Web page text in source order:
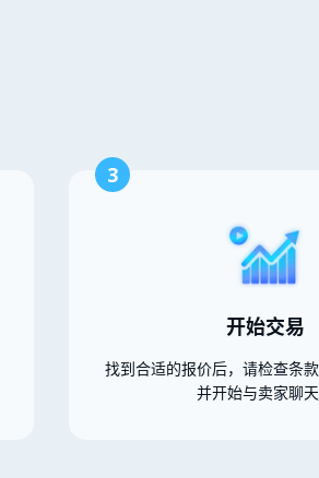
3
开始交易
找到合适的报价后，请检查条
并开始与卖家聊天